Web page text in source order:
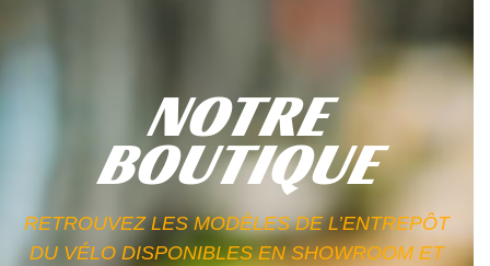
NOTRE
BOUTIQUE
RETROUVEZ LES MODÈLES DE L’ENTREPÔT
DU VÉLO DISPONIBLES EN SHOWROOM ET